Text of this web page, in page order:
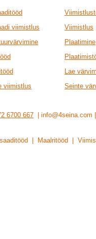
viimistlus
Viimistlus
Plaatimine
Lae
viimistlus Seinte
6700 667 |
| Maalritööd |